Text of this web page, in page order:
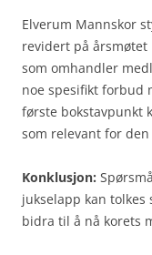
Elverum Mannskor
revidert på årsmøtet
som omhandler
noe spesifikt forbud
første bokstavpunkt
som relevant for
Konklusjon:
jukselapp kan
bidra til å nå korets